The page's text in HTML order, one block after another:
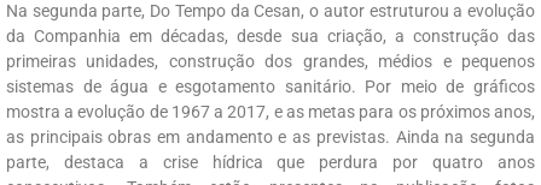
Na segunda parte, Do Tempo da Cesan, o autor estruturou a evolução
da Companhia em décadas, desde sua criação, a construção das
primeiras unidades, construção dos grandes, médios e pequenos
sistemas de água e esgotamento sanitário. Por meio de gráficos
mostra a evolução de 1967 a 2017, e as metas para os próximos anos,
as principais obras em andamento e as previstas. Ainda na segunda
parte, destaca a crise hídrica que perdura por quatro anos